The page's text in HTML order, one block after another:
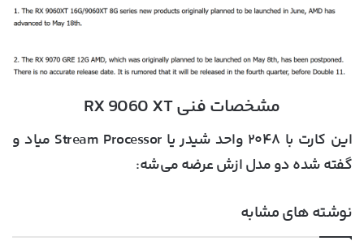
مشخصات فنی RX 9060 XT
این کارت با ۲۰۴۸ واحد شیدر یا Stream Processor میاد و
گفته شده دو مدل ازش عرضه می‌شه:
نوشته های مشابه